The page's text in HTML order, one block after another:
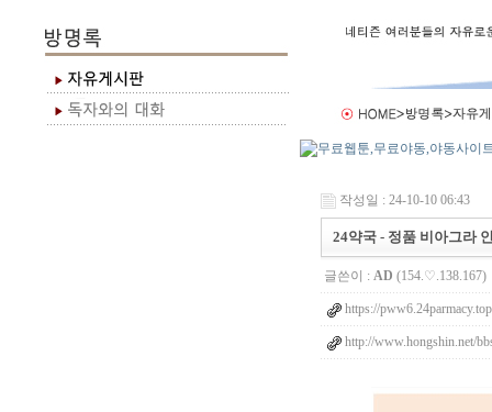
작성일 : 24-10-10 06:43
24약국 - 정품 비아그라
글쓴이 : AD (154.♡.138.167)
https://pww6.24parmacy.top
http://www.hongshin.net/